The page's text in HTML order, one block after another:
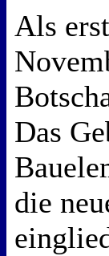
Als
Das
die